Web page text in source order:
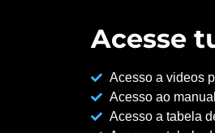
Acesse
Acesso a videos
Acesso ao
Acesso a tabela